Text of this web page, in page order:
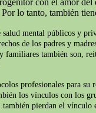
con el amor
lo tanto, también
mental públicos y
de los padres y
familiares también son,
profesionales para
los vínculos con los
pierdan el vínculo